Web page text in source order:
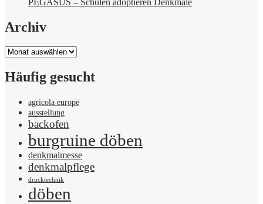
Archiv
Archiv
Häufig gesucht
agricola europe
ausstellung
backofen
burgruine döben
denkmalmesse
denkmalpflege
drucktechnik
döben